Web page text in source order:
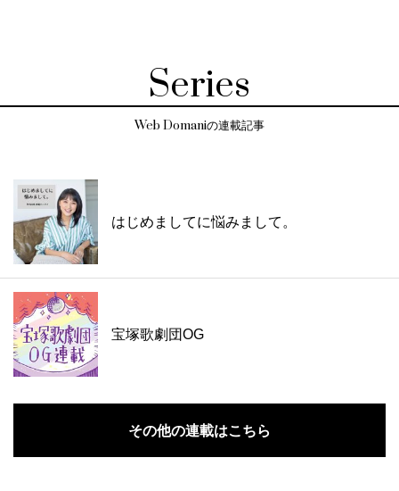
Series
Web Domaniの連載記事
はじめましてに悩みまして。
宝塚歌劇団OG
その他の連載はこちら